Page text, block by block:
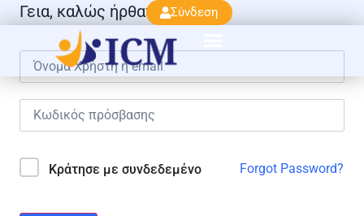
Σύνδεση
Γεια, καλώς ήρθατε πάλι!
Κράτησε με συνδεδεμένο Forgot Password?